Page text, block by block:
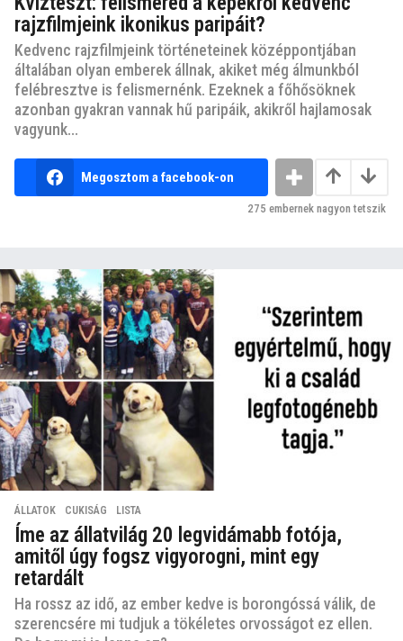
rajzfilmjeink ikonikus paripáit?
Kedvenc rajzfilmjeink történeteinek középpontjában
általában olyan emberek állnak, akiket még álmunkból
felébresztve is felismernénk. Ezeknek a főhősöknek
azonban gyakran vannak hű paripáik, akikről hajlamosak
vagyunk...
Megosztom a facebook-on
275 embernek nagyon tetszik
ÁLLATOK ,CUKISÁG ,LISTA
Íme az állatvilág 20 legvidámabb fotója,
amitől úgy fogsz vigyorogni, mint egy
retardált
Ha rossz az idő, az ember kedve is borongóssá válik, de
szerencsére mi tudjuk a tökéletes orvosságot ez ellen.